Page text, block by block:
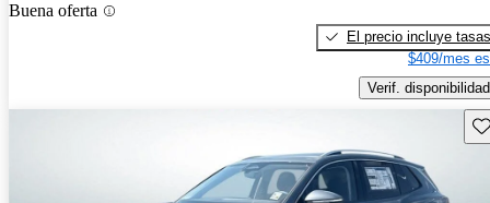
Buena oferta
El precio incluye tasas
$409/mes
Verif. disponibilidad